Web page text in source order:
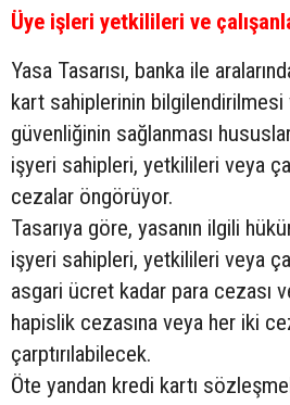
Üye işleri yetkilileri ve
Yasa Tasarısı, banka ile
kart sahiplerinin
güvenliğinin sağlanması
işyeri sahipleri, yetkilileri veya
cezalar öngörüyor.
Tasarıya göre, yasanın ilgili
işyeri sahipleri, yetkilileri veya
asgari ücret kadar para cezası
hapislik cezasına veya her iki
çarptırılabilecek.
Öte yandan kredi kartı